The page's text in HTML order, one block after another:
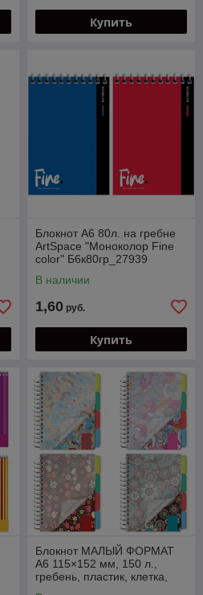
Купить
Блокнот А6 80л. на гребне
ArtSpace "Моноколор Fine
color" Б6к80гр_27939
В наличии
1,60 руб.
Купить
Блокнот МАЛЫЙ ФОРМАТ
А6 115×152 мм, 150 л.,
гребень, пластик, клетка,